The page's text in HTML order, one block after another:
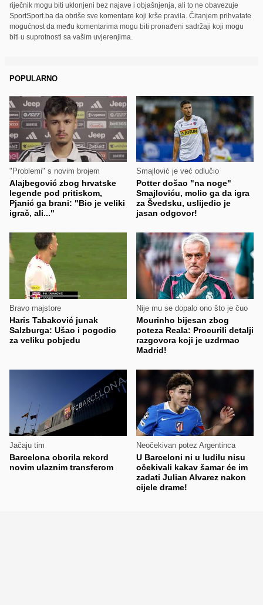
riječnik mogu biti uklonjeni bez najave i objašnjenja, ali to ne obavezuje
SportSport.ba da obriše sve komentare koji krše pravila. Čitanjem prihvatate
mogućnost da među komentarima mogu biti pronađeni sadržaji koji mogu
biti u suprotnosti sa vašim uvjerenjima.
POPULARNO
"Problemi" s novim brojem
Alajbegović zbog hrvatske
legende pod pritiskom,
Pjanić ga brani: "Bio je veliki
igrač, ali..."
Smajlović je već odlučio
Potter došao "na noge"
Smajloviću, molio ga da igra
za Švedsku, uslijedio je
jasan odgovor!
Bravo majstore
Haris Tabaković junak
Salzburga: Ušao i pogodio
za veliku pobjedu
Nije mu se dopalo ono što je čuo
Mourinho bijesan zbog
poteza Reala: Procurili detalji
razgovora koji je uzdrmao
Madrid!
Jačaju tim
Barcelona oborila rekord
novim ulaznim transferom
Neočekivan potez Argentinca
U Barceloni ni u ludilu nisu
očekivali kakav šamar će im
zadati Julian Alvarez nakon
cijele drame!